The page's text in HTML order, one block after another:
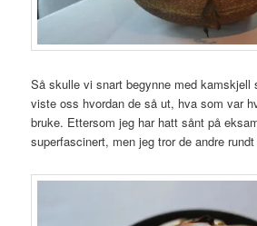
Så skulle vi snart begynne med kamskjell
viste oss hvordan de så ut, hva som var
bruke. Ettersom jeg har hatt sånt på
superfascinert, men jeg tror de andre